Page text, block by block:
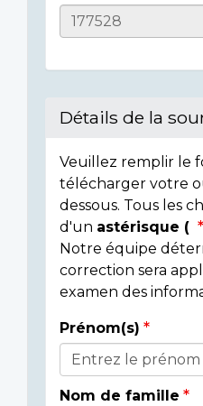
Détails de la
Veuillez remplir le
télécharger votre
dessous. Tous les
d'un astérisque (
Notre équipe
correction sera
examen des
Donor
Details
Prénom(s)
Nom de famille